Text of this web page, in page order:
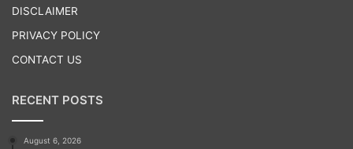
DISCLAIMER
PRIVACY POLICY
CONTACT US
RECENT POSTS
August 6, 2026